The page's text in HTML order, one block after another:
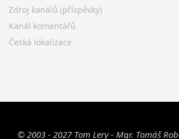
Zdroj kanálů (příspěvky)
Kanál komentářů
Česká lokalizace
© 2003 - 2027 Tom Lery - Mgr. Tomáš